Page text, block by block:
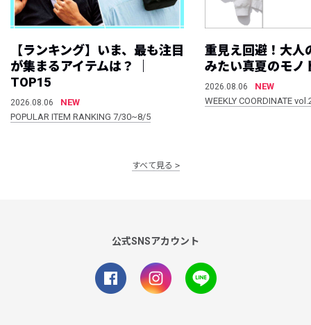
【ランキング】いま、最も注目
が集まるアイテムは？ ｜
TOP15
2026.08.06
NEW
POPULAR ITEM RANKING 7/30~8/5
重見え回避！大人
みたい真夏のモノ
2026.08.06
NEW
WEEKLY COORDINATE
すべて見る
公式SNSアカウント